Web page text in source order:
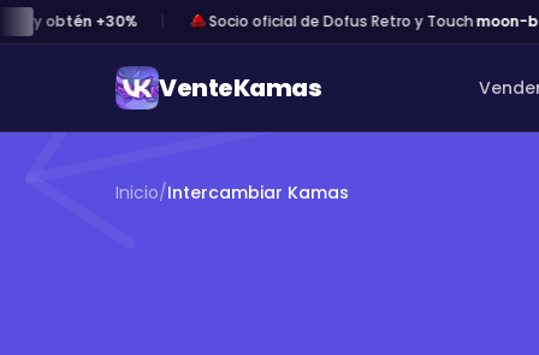
y obtén +30% Socio oficial de Dofus Retro y Touch·moon-
VenteKamas
Inicio/Intercambiar Kamas